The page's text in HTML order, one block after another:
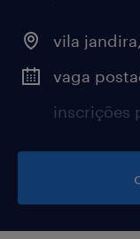
vila
vaga